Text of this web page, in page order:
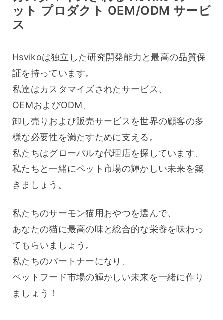
ット プロダクト OEM/ODM サービ
ス
Hsvikoは独立した研究開発能力と最高の品質保
証を持っています。
私達はカスタマイズされたサービス、
OEMおよびODM、
卸し売りおよび販売サービスを世界の顧客の多
様な必要性を満たすために支える。
私たちはグローバルな代理店を探しています、
私たちと一緒にペット市場の輝かしい未来を築
きましょう。
私たちのサーモン猫用おやつを選んで、
あなたの猫に最高の味と総合的な栄養を味わっ
てもらいましょう。
私たちのパートナーになり、
ペットフード市場の輝かしい未来を一緒に作り
ましょう！